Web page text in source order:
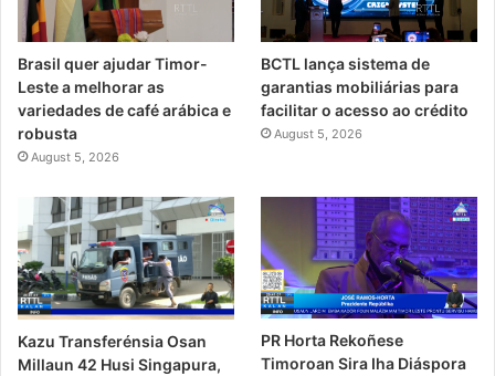
Brasil quer ajudar Timor-
Leste a melhorar as
variedades de café arábica e
robusta
August 5, 2026
BCTL lança sistema de
garantias mobiliárias para
facilitar o acesso ao crédito
August 5, 2026
Kazu Transferénsia Osan
Millaun 42 Husi Singapura,
PR Horta Rekoñese
Timoroan Sira Iha Diáspora